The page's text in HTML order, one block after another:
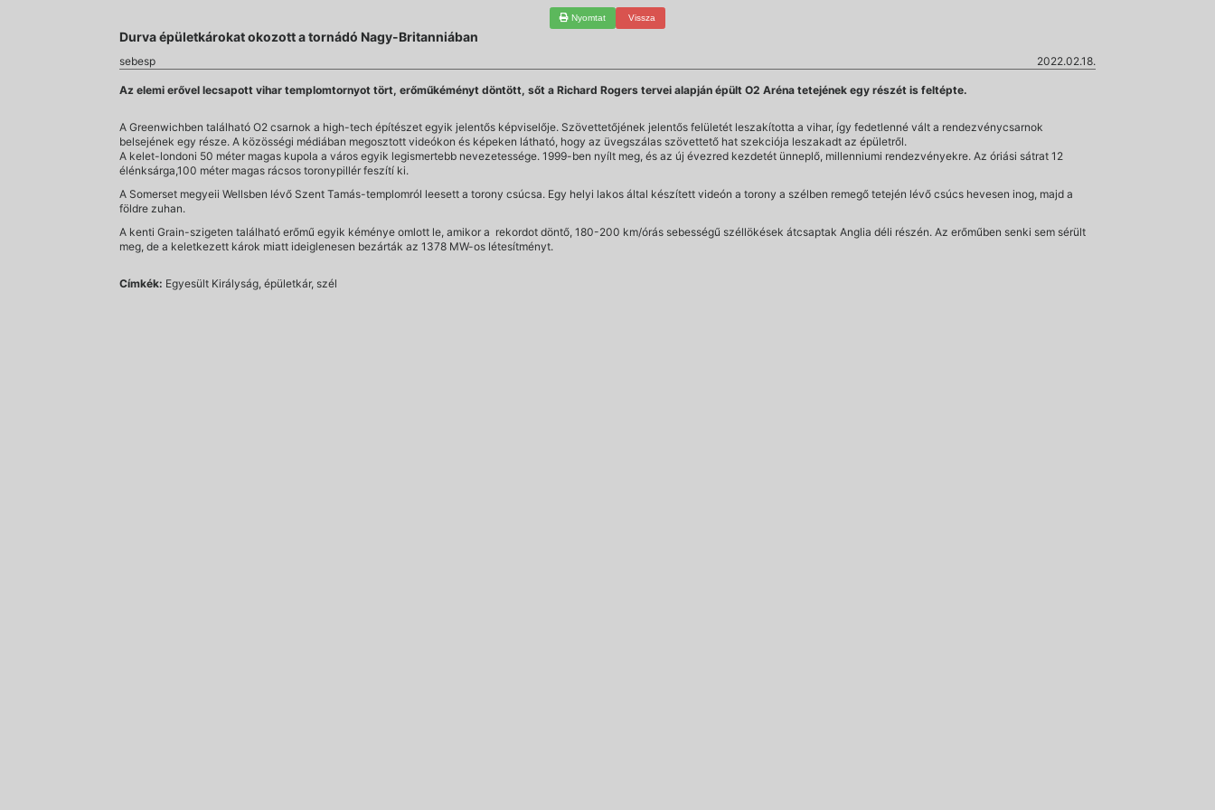
Nyomtat Vissza
Durva épületkárokat okozott a tornádó Nagy-Britanniában
sebesp 2022.02.18.
Az elemi erővel lecsapott vihar templomtornyot tört, erőműkéményt döntött, sőt a Richard Rogers tervei alapján épült O2 Aréna tetejének egy részét is feltépte.
A Greenwichben található O2 csarnok a high-tech építészet egyik jelentős képviselője. Szövettetőjének jelentős felületét leszakította a vihar, így fedetlenné vált a rendezvénycsarnok
belsejének egy része. A közösségi médiában megosztott videókon és képeken látható, hogy az üvegszálas szövettető hat szekciója leszakadt az épületről.
A kelet-londoni 50 méter magas kupola a város egyik legismertebb nevezetessége. 1999-ben nyílt meg, és az új évezred kezdetét ünneplő, millenniumi rendezvényekre. Az óriási sátrat 12
élénksárga,100 méter magas rácsos toronypillér feszítí ki.
A Somerset megyeii Wellsben lévő Szent Tamás-templomról leesett a torony csúcsa. Egy helyi lakos által készített videón a torony a szélben remegő tetején lévő csúcs hevesen inog, majd a
földre zuhan.
A kenti Grain-szigeten található erőmű egyik kéménye omlott le, amikor a rekordot döntő, 180-200 km/órás sebességű széllökések átcsaptak Anglia déli részén. Az erőműben senki sem sérült
meg, de a keletkezett károk miatt ideiglenesen bezárták az 1378 MW-os létesítményt.
Címkék: Egyesült Királyság, épületkár, szél